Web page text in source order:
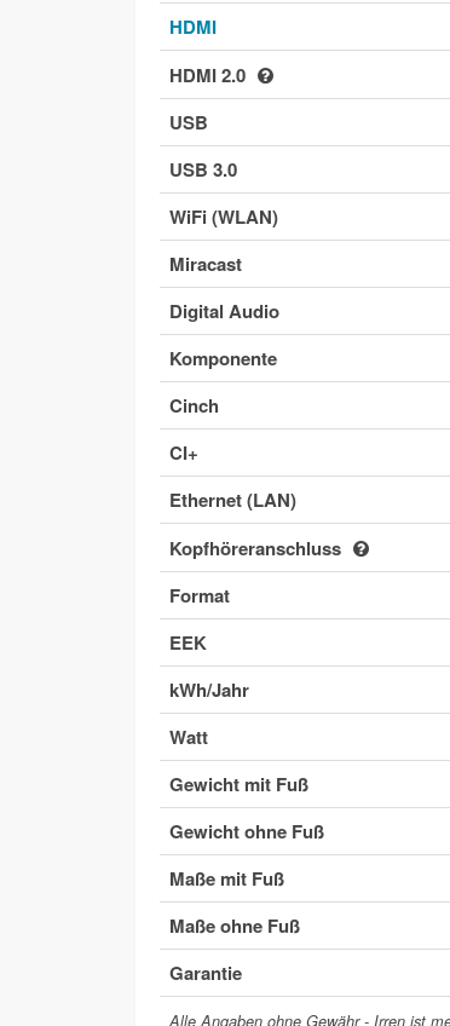
HDMI
HDMI 2.0
USB
USB 3.0
WiFi (WLAN)
Miracast
Digital Audio
Komponente
Cinch
CI+
Ethernet (LAN)
Kopfhöreranschluss
Format
EEK
kWh/Jahr
Watt
Gewicht mit Fuß
Gewicht ohne Fuß
Maße mit Fuß
Maße ohne Fuß
Garantie
Alle Angaben ohne Gewähr - Irren ist